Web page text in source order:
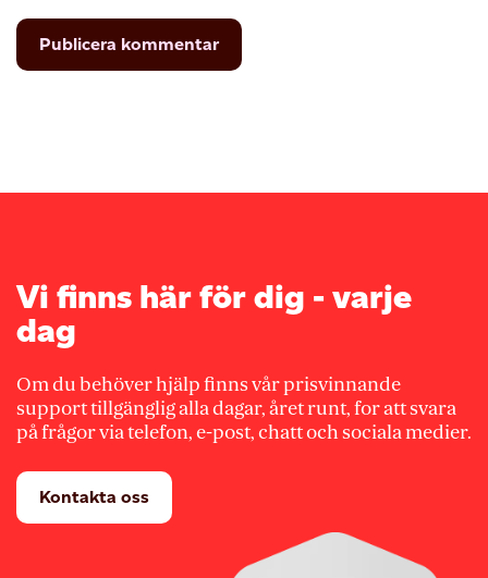
Vi finns här för dig - varje
dag
Om du behöver hjälp finns vår prisvinnande
support tillgänglig alla dagar, året runt, for att svara
på frågor via telefon, e-post, chatt och sociala medier.
Kontakta oss